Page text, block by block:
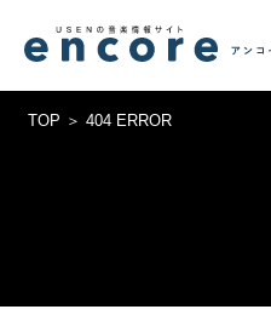
TOP 404 ERROR